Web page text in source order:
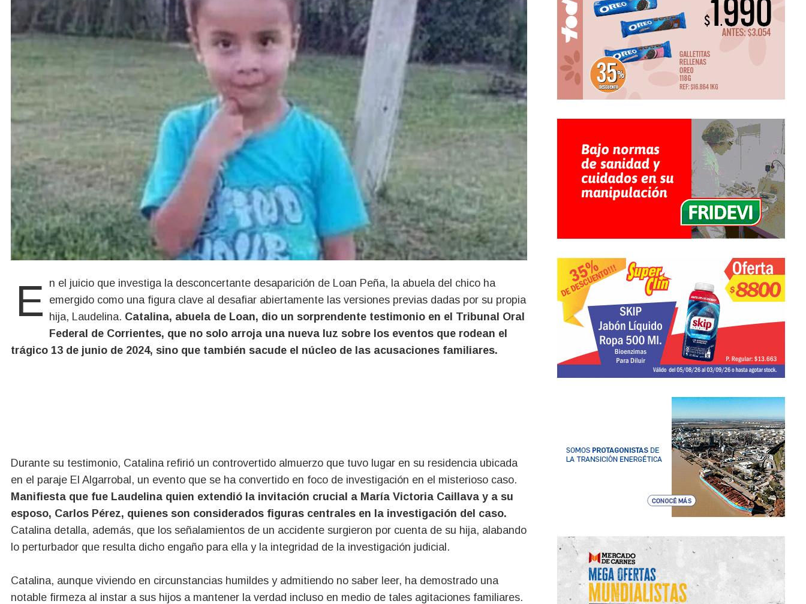
En el juicio que investiga la desconcertante desaparición de Loan Peña, la abuela del chico ha emergido como una figura clave al desafiar abiertamente las versiones previas dadas por su propia
hija, Laudelina. Catalina, abuela de Loan, dio un sorprendente testimonio en el Tribunal Oral
Federal de Corrientes, que no solo arroja una nueva luz sobre los eventos que rodean el
trágico 13 de junio de 2024, sino que también sacude el núcleo de las acusaciones familiares.
Durante su testimonio, Catalina refirió un controvertido almuerzo que tuvo lugar en su residencia ubicada
en el paraje El Algarrobal, un evento que se ha convertido en foco de investigación en el misterioso caso.
Manifiesta que fue Laudelina quien extendió la invitación crucial a María Victoria Caillava y a su
esposo, Carlos Pérez, quienes son considerados figuras centrales en la investigación del caso.
Catalina detalla, además, que los señalamientos de un accidente surgieron por cuenta de su hija, alabando
lo perturbador que resulta dicho engaño para ella y la integridad de la investigación judicial.
Catalina, aunque viviendo en circunstancias humildes y admitiendo no saber leer, ha demostrado una
notable firmeza al instar a sus hijos a mantener la verdad incluso en medio de tales agitaciones familiares.